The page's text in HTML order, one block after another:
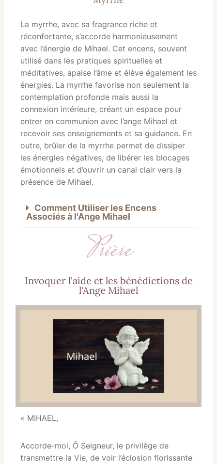
La myrrhe, avec sa fragrance riche et
réconfortante, s’accorde harmonieusement
avec l’énergie de Mihael. Cet encens, souvent
utilisé dans les pratiques spirituelles et
méditatives, apaise l’âme et élève également les
énergies. La myrrhe favorise non seulement la
contemplation profonde mais aussi la
connexion intérieure, créant un espace pour
entrer en communion avec l’ange Mihael et
recevoir ses enseignements et sa guidance. En
outre, brûler de la myrrhe permet de dissiper
les énergies négatives, de libérer les blocages
émotionnels et d’ouvrir un canal clair vers la
présence de Mihael.
Comment Utiliser les Encens
Associés à l'Ange Mihael
Prière
Invoquer l'aide et les bénédictions de
l'Ange Mihael
« MIHAEL,
Accorde-moi, Ô Seigneur, le privilège de
transmettre la Vie, de voir l’éclosion florissante